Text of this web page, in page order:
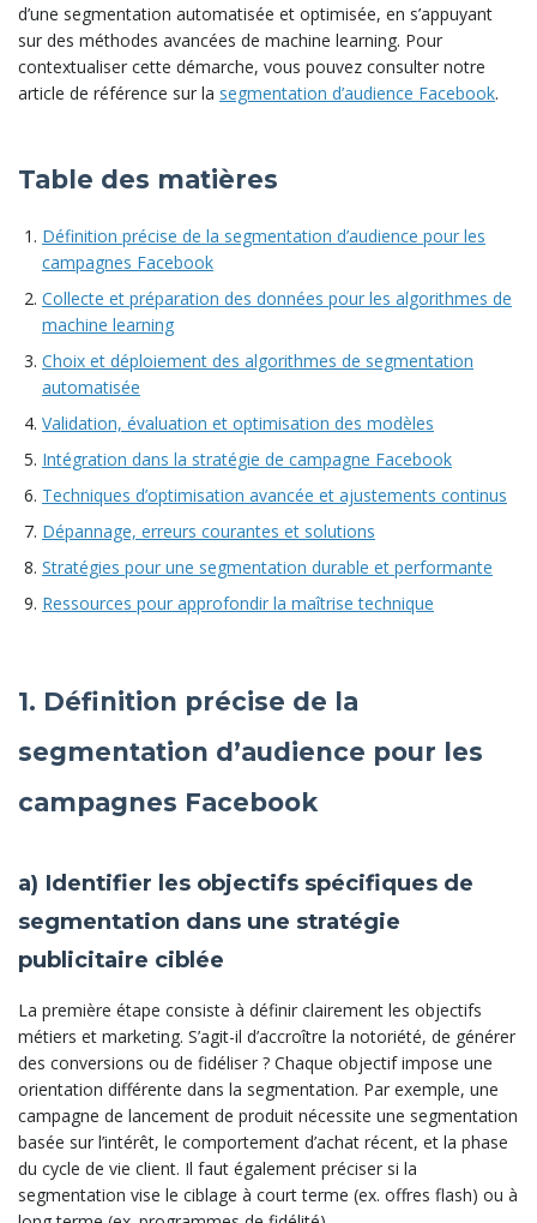
d’une segmentation automatisée et optimisée, en s’appuyant
sur des méthodes avancées de machine learning. Pour
contextualiser cette démarche, vous pouvez consulter notre
article de référence sur la segmentation d’audience Facebook.
Table des matières
Définition précise de la segmentation d’audience pour les
campagnes Facebook
Collecte et préparation des données pour les algorithmes de
machine learning
Choix et déploiement des algorithmes de segmentation
automatisée
Validation, évaluation et optimisation des modèles
Intégration dans la stratégie de campagne Facebook
Techniques d’optimisation avancée et ajustements continus
Dépannage, erreurs courantes et solutions
Stratégies pour une segmentation durable et performante
Ressources pour approfondir la maîtrise technique
1. Définition précise de la
segmentation d’audience pour les
campagnes Facebook
a) Identifier les objectifs spécifiques de
segmentation dans une stratégie
publicitaire ciblée
La première étape consiste à définir clairement les objectifs
métiers et marketing. S’agit-il d’accroître la notoriété, de générer
des conversions ou de fidéliser ? Chaque objectif impose une
orientation différente dans la segmentation. Par exemple, une
campagne de lancement de produit nécessite une segmentation
basée sur l’intérêt, le comportement d’achat récent, et la phase
du cycle de vie client. Il faut également préciser si la
segmentation vise le ciblage à court terme (ex. offres flash) ou à